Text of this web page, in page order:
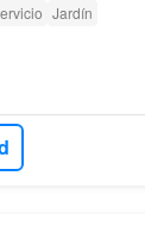
Jardín